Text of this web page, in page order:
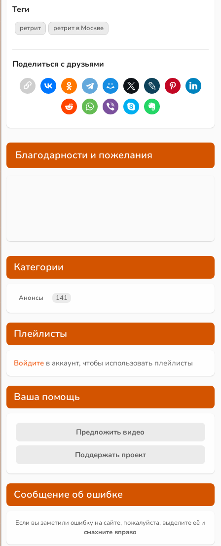
Теги
ретрит ретрит в Москве
Поделиться с друзьями
Благодарности и пожелания
Категории
Анонсы 141
Плейлисты
Войдите в аккаунт, чтобы использовать плейлисты
Ваша помощь
Предложить видео
Поддержать проект
Сообщение об ошибке
Если вы заметили ошибку на сайте, пожалуйста, выделите её и
смахните вправо